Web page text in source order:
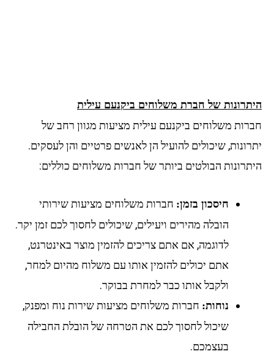
היתרונות של חברת משלוחים ביקנעם עילית
חברות משלוחים ביקנעם עילית מציעות מגוון רחב של
יתרונות, שיכולים להועיל הן לאנשים פרטיים והן לעסקים.
היתרונות הבולטים ביותר של חברות משלוחים כוללים:
חיסכון בזמן: חברות משלוחים מציעות שירותי
הובלה מהירים ויעילים, שיכולים לחסוך לכם זמן יקר.
לדוגמה, אם אתם צריכים להזמין מוצר באינטרנט,
אתם יכולים להזמין אותו עם משלוח מהיום למחר,
ולקבל אותו כבר למחרת בבוקר.
נוחות: חברות משלוחים מציעות שירות נוח ומפנק,
שיכול לחסוך לכם את הטרחה של הובלת החבילה
בעצמכם.